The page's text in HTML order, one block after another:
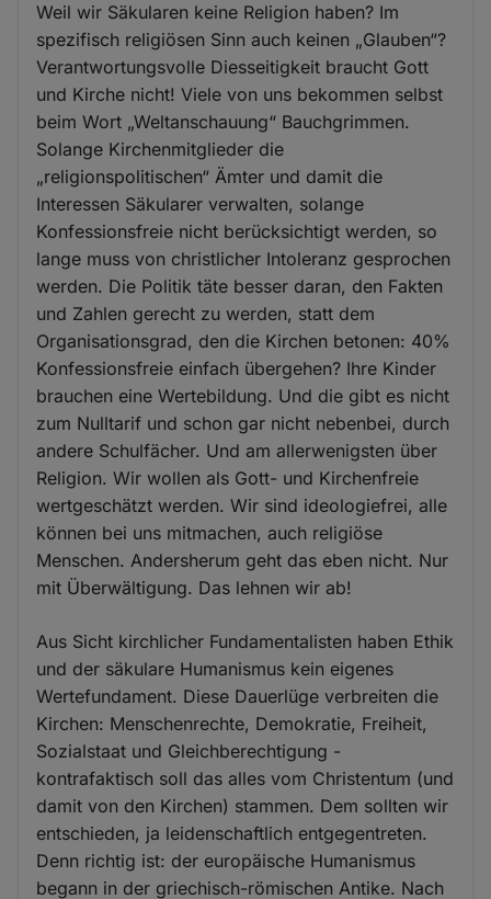
Weil wir Säkularen keine Religion haben? Im
spezifisch religiösen Sinn auch keinen „Glauben“?
Verantwortungsvolle Diesseitigkeit braucht Gott
und Kirche nicht! Viele von uns bekommen selbst
beim Wort „Weltanschauung“ Bauchgrimmen.
Solange Kirchenmitglieder die
„religionspolitischen“ Ämter und damit die
Interessen Säkularer verwalten, solange
Konfessionsfreie nicht berücksichtigt werden, so
lange muss von christlicher Intoleranz gesprochen
werden. Die Politik täte besser daran, den Fakten
und Zahlen gerecht zu werden, statt dem
Organisationsgrad, den die Kirchen betonen: 40%
Konfessionsfreie einfach übergehen? Ihre Kinder
brauchen eine Wertebildung. Und die gibt es nicht
zum Nulltarif und schon gar nicht nebenbei, durch
andere Schulfächer. Und am allerwenigsten über
Religion. Wir wollen als Gott- und Kirchenfreie
wertgeschätzt werden. Wir sind ideologiefrei, alle
können bei uns mitmachen, auch religiöse
Menschen. Andersherum geht das eben nicht. Nur
mit Überwältigung. Das lehnen wir ab!
Aus Sicht kirchlicher Fundamentalisten haben Ethik
und der säkulare Humanismus kein eigenes
Wertefundament. Diese Dauerlüge verbreiten die
Kirchen: Menschenrechte, Demokratie, Freiheit,
Sozialstaat und Gleichberechtigung -
kontrafaktisch soll das alles vom Christentum (und
damit von den Kirchen) stammen. Dem sollten wir
entschieden, ja leidenschaftlich entgegentreten.
Denn richtig ist: der europäische Humanismus
begann in der griechisch-römischen Antike. Nach